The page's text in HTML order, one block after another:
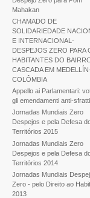
Mahakan
CHAMADO DE
SOLIDARIEDADE
E INTERNACIONAL-
DESPEJOS ZERO PARA
HABITANTES DO
CASCADA EM MEDELLÍN-
COLÔMBIA
Appello ai Parlamentari:
gli emendamenti anti-
Jornadas Mundiais Zero
Despejos e pela Defesa
Territórios 2015
Jornadas Mundiais Zero
Despejos e pela Defesa
Territórios 2014
Jornadas Mundiais
Zero - pelo Direito ao
2013